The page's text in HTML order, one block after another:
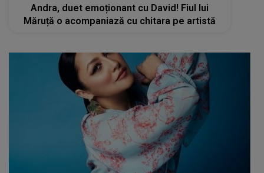
Andra, duet emoționant cu David! Fiul lui
Măruță o acompaniază cu chitara pe artistă